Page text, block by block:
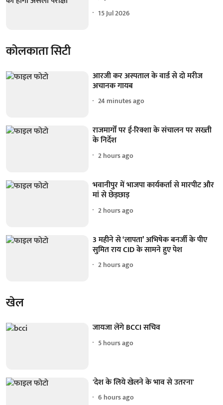
15 Jul 2026
कोलकाता सिटी
आरजी कर अस्पताल के वार्ड से दो मरीज
अचानक गायब
24 minutes ago
राजमार्गों पर ई-रिक्शा के संचालन पर सख्ती
के निर्देश
2 hours ago
भवानीपुर में भाजपा कार्यकर्ता से मारपीट और
मां से छेड़छाड़
2 hours ago
3 महीने से ‘लापता’ अभिषेक बनर्जी के पीए
सुमित राय CID के सामने हुए पेश
2 hours ago
खेल
जायजा लेंगे BCCI सचिव
5 hours ago
'देश के लिये खेलने के भाव से उतरना'
6 hours ago